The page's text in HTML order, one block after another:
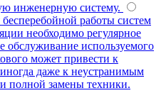
инженерную систему.
бесперебойной работы систем
необходимо регулярное
обслуживание используемого
может привести к
даже к неустранимым
полной замены техники.